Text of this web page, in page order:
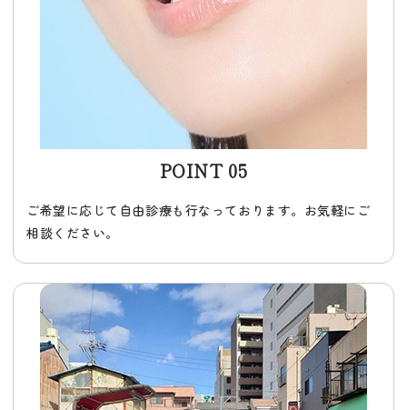
POINT 05
ご希望に応じて自由診療も行なっております。お気軽にご
相談ください。